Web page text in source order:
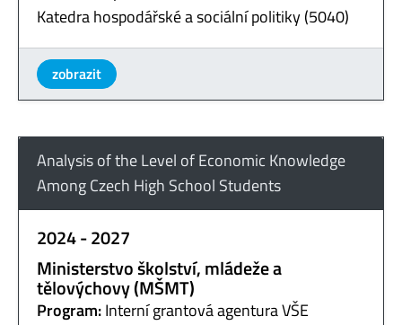
Katedra hospodářské a sociální politiky (5040)
zobrazit
Analysis of the Level of Economic Knowledge
Among Czech High School Students
2024 - 2027
Ministerstvo školství, mládeže a
tělovýchovy (MŠMT)
Program:Interní grantová agentura VŠE